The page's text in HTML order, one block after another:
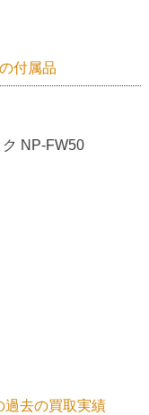
付属品
NP-FW50
過去の買取実績